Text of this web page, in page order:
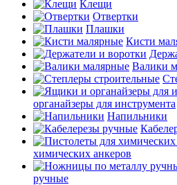
Клещи
Отвертки
Плашки
Кисти
Валики
органайзеры для инструмента
Напильники
химических анкеров
ручные